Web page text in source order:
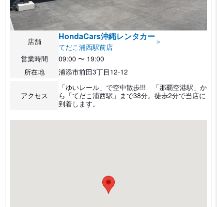
店舗 HondaCars沖縄レンタカー
てだこ浦西駅前店
＞
営業時間
09:00 〜 19:00
所在地
浦添市前田3丁目12-12
アクセス
「ゆいレール」で空中散歩!!! 「那覇空港駅」か
ら「てだこ浦西駅」まで38分。徒歩2分で当店に
到着します。